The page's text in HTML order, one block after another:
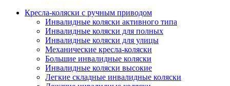
Кресла-коляски с ручным приводом
Инвалидные коляски активного типа
Инвалидные коляски для полных
Инвалидные коляски для улицы
Механические кресла-коляски
Большие инвалидные коляски
Инвалидные коляски высокие
Легкие складные инвалидные коляски